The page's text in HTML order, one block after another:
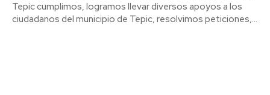
Tepic cumplimos, logramos llevar diversos apoyos a los
ciudadanos del municipio de Tepic, resolvimos peticiones,...